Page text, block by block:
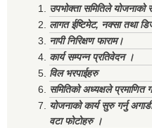
उपभोक्ता समितिले
लागत ईष्टिमेट, नक्सा तथा
नापी निरिक्षण फाराम।
कार्य सम्पन्न प्रतिवेदन ।
विल भरपाईहरु
समितिको अध्यक्षले प्रमाणित
योजनाको कार्य सुरु गर्नु
वटा फोटोहरु ।